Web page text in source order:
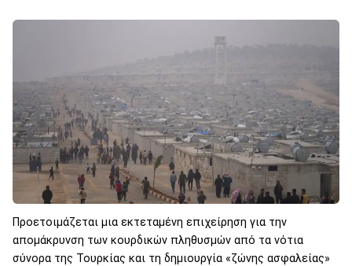
Προετοιμάζεται μια εκτεταμένη επιχείρηση για την
απομάκρυνση των κουρδικών πληθυσμών από τα νότια
σύνορα της Τουρκίας και τη δημιουργία «ζώνης ασφαλείας»